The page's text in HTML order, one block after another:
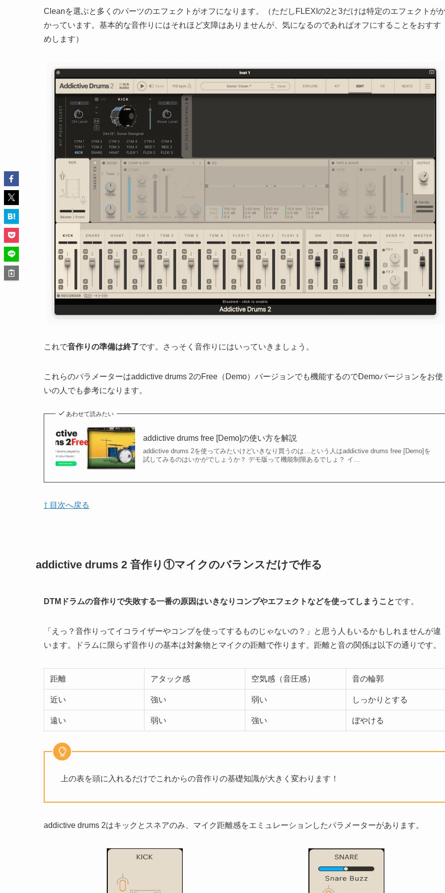
Cleanを選ぶと多くのパーツのエフェクトがオフになります。（ただしFLEXIの2と3だけは特定のエフェクトが
かっています。基本的な音作りにはそれほど支障はありませんが、気になるのであればオフにすることをおすす
めします）
これで音作りの準備は終了です。さっそく音作りにはいっていきましょう。
これらのパラメーターはaddictive drums 2のFree（Demo）バージョンでも機能するのでDemoバージョンをお使
いの人でも参考になります。
あわせて読みたい
addictive drums free [Demo]の使い方を解説
addictive drums 2を使ってみたいけどいきなり買うのは…という人はaddictive drums free [Demo]を
試してみるのはいかがでしょうか？ デモ版って機能制限あるでしょ？ イ…
⇧ 目次へ戻る
addictive drums 2 音作り①マイクのバランスだけで作る
DTMドラムの音作りで失敗する一番の原因はいきなりコンプやエフェクトなどを使ってしまうことです。
「えっ？音作りってイコライザーやコンプを使ってするものじゃないの？」と思う人もいるかもしれませんが違
います。ドラムに限らず音作りの基本は対象物とマイクの距離で作ります。距離と音の関係は以下の通りです。
距離 アタック感 空気感（音圧感） 音の輪郭
近い 強い 弱い しっかりとする
遠い 弱い 強い ぼやける
上の表を頭に入れるだけでこれからの音作りの基礎知識が大きく変わります！
addictive drums 2はキックとスネアのみ、マイク距離感をエミュレーションしたパラメーターがあります。